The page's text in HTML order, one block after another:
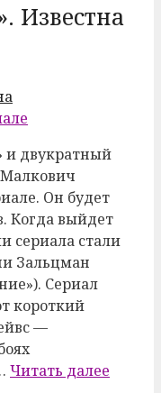
Известна
и двукратный
Он будет
Когда выйдет
сериала стали
Зальцман
Сериал
короткий
—
Читать далее